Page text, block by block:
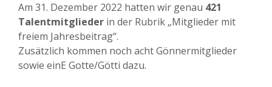
Am 31. Dezember 2022 hatten wir genau 421
Talentmitglieder in der Rubrik „Mitglieder mit
freiem Jahresbeitrag“.
Zusätzlich kommen noch acht Gönnermitglieder
sowie einE Gotte/Götti dazu.